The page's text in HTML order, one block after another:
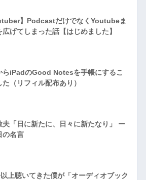
】PodcastだけでなくYoutubeま
広げてしまった話【はじめました】
らiPadのGood Notesを手帳にするこ
た（リフィル配布あり）
夫「日に新たに、日々に新たなり」 ー
の名言
上聴いてきた僕が「オーディオブック